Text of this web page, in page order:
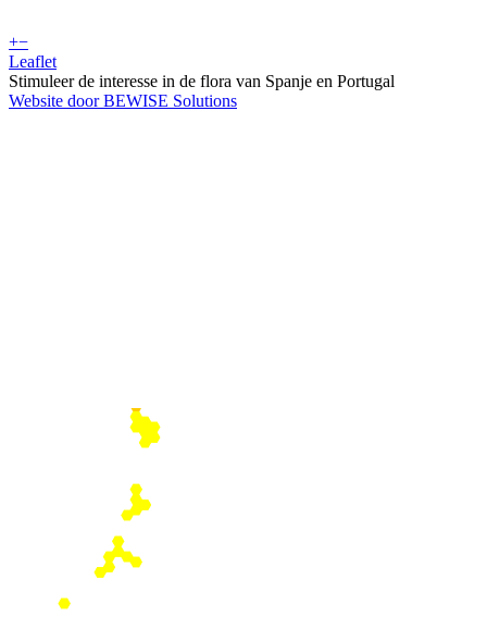
+−
Leaflet
Stimuleer de interesse in de flora van Spanje en Portugal
Website door BEWISE Solutions